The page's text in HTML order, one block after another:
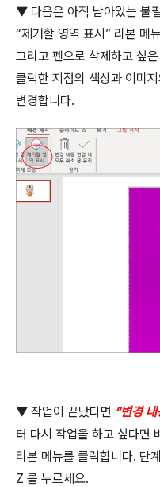
▼ 다음은 아직 남아있는 불
“제거할 영역 표시 ” 리본 메
그리고 펜으로 삭제하고 싶
클릭한 지점의 색상과 이미
변경합니다.
▼ 작업이 끝났다면 “변경 내
터 다시 작업을 하고 싶다면
리본 메뉴를 클릭합니다. 단
Z 를 누르세요.